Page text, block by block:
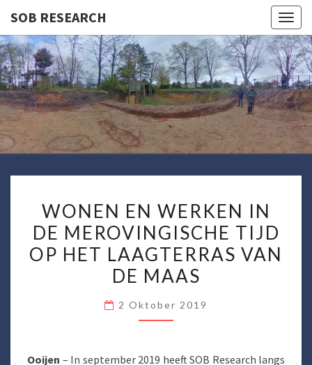
SOB RESEARCH
SOB
EN
WERKEN
IN
DE
TIJD
WONEN EN WERKEN IN
DE MEROVINGISCHE TIJD
OP HET LAAGTERRAS VAN
DE MAAS
2 Oktober 2019
Ooijen – In september 2019 heeft SOB Research langs